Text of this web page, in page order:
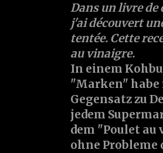
Dans un livre
j'ai découvert
tentée. Cette
au vinaigre.
In einem
"Marken"
Gegensatz zu
jedem
dem "Poulet
ohne Probleme